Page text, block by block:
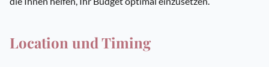
Location und Timing